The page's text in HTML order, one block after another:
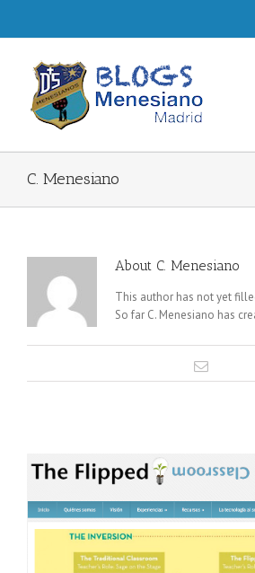
C. Menesiano
About C. Menesiano
This author has not yet
So far C. Menesiano has